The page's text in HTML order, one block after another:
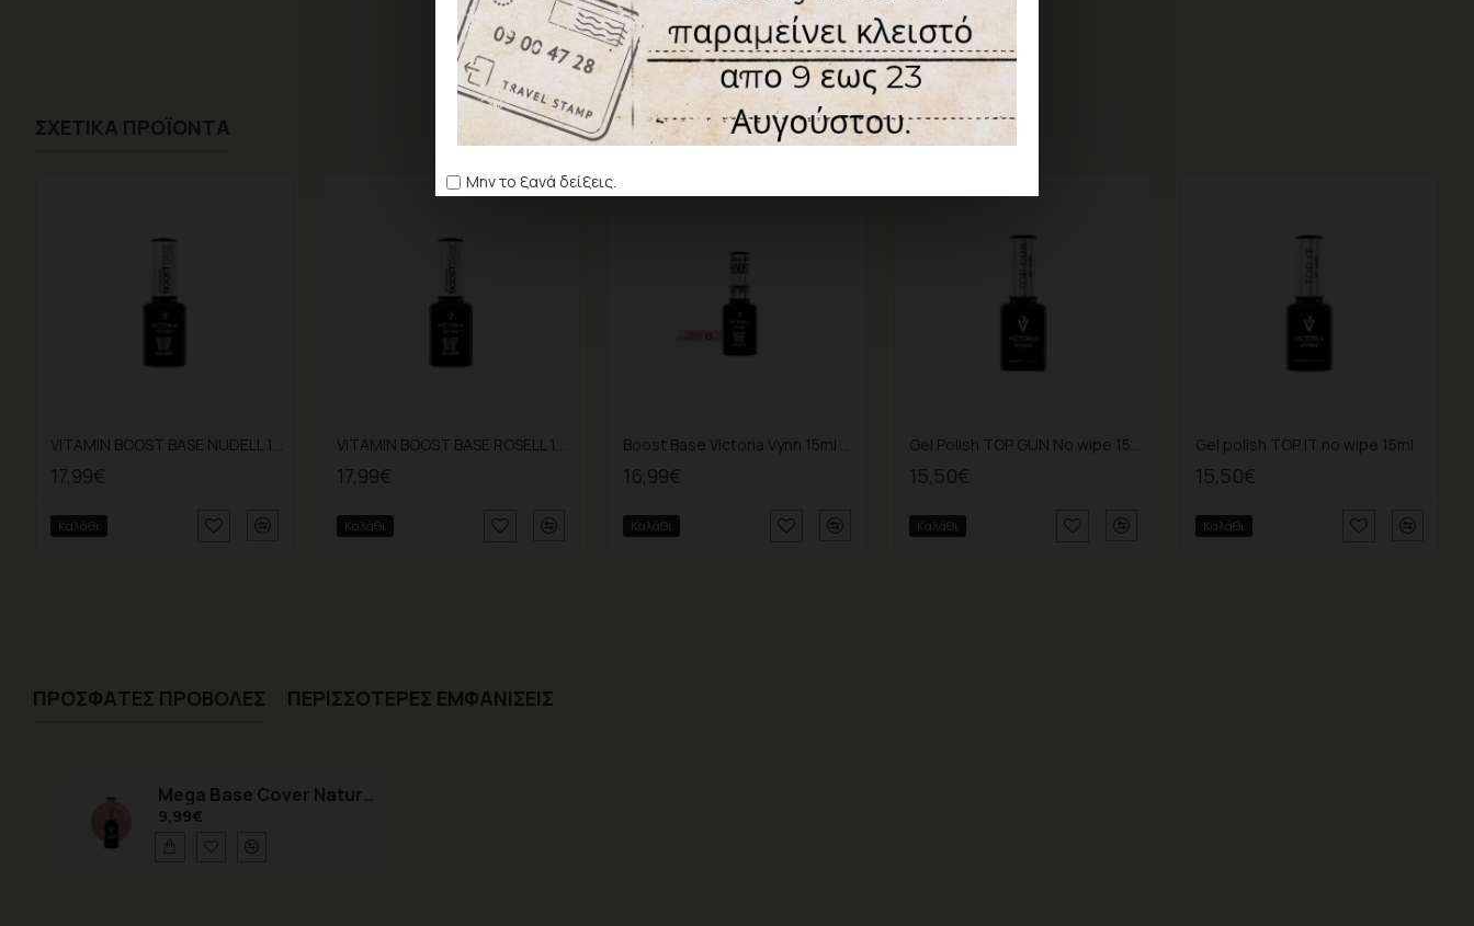
Μην το ξανά δείξεις.
ΣΧΕΤΙΚΆ ΠΡΟΪΌΝΤΑ
17,99€
Καλάθι
17,99€
Καλάθι
16,99€
Καλάθι
15,50€
Καλάθι
Gel polish TOP IT no wipe 15ml
15,50€
Καλάθι
ΠΡΌΣΦΑTΕΣ ΠΡΟΒΟΛΈΣ ΠΕΡΙΣΣΌΤΕΡΕΣ ΕΜΦΑΝΊΣΕΙΣ
Mega Base Cover Natural 8 ml
9,99€